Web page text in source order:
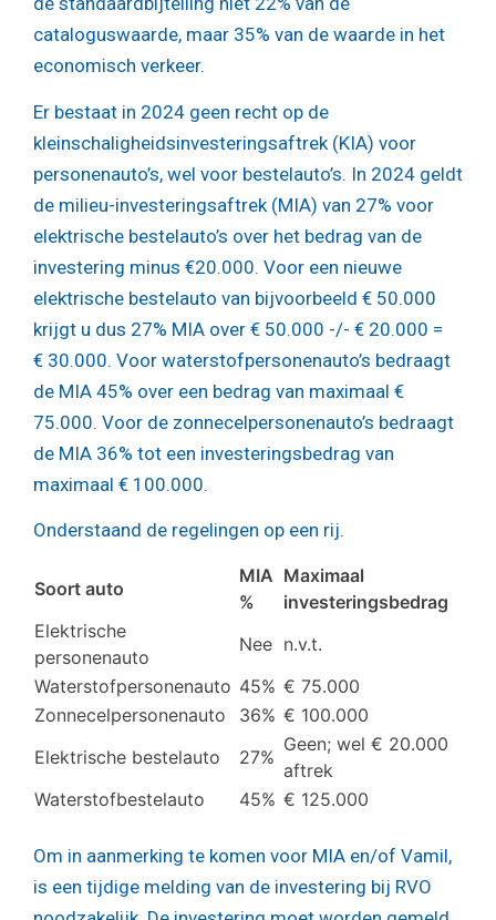
cataloguswaarde, maar 35% van de waarde in het
economisch verkeer.
Er bestaat in 2024 geen recht op de
kleinschaligheidsinvesteringsaftrek (KIA) voor
personenauto’s, wel voor bestelauto’s. In 2024 geldt
de milieu-investeringsaftrek (MIA) van 27% voor
elektrische bestelauto’s over het bedrag van de
investering minus €20.000. Voor een nieuwe
elektrische bestelauto van bijvoorbeeld € 50.000
krijgt u dus 27% MIA over € 50.000 -/- € 20.000 =
€ 30.000. Voor waterstofpersonenauto’s bedraagt
de MIA 45% over een bedrag van maximaal €
75.000. Voor de zonnecelpersonenauto’s bedraagt
de MIA 36% tot een investeringsbedrag van
maximaal € 100.000.
Onderstaand de regelingen op een rij.
Soort auto
MIA
%
Maximaal
investeringsbedrag
Elektrische
personenauto
Nee n.v.t.
Waterstofpersonenauto 45% € 75.000
Zonnecelpersonenauto
36% € 100.000
Elektrische bestelauto
27%
Geen; wel € 20.000
aftrek
Waterstofbestelauto
45% € 125.000
Om in aanmerking te komen voor MIA en/of Vamil,
is een tijdige melding van de investering bij RVO